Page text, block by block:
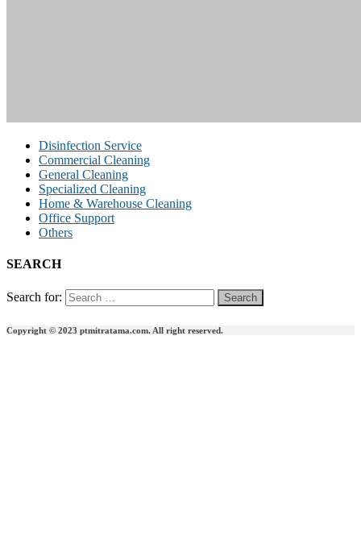
Disinfection Service
Commercial Cleaning
General Cleaning
Specialized Cleaning
Home & Warehouse Cleaning
Office Support
Others
SEARCH
Search for:
Copyright © 2023 ptmitratama.com. All right reserved.